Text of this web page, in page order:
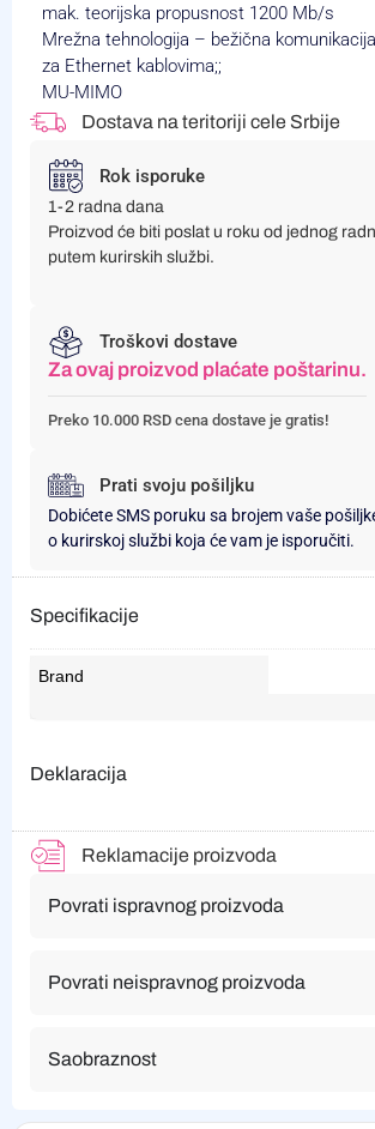
mak. teorijska propusnost 1200 Mb/s
Mrežna tehnologija – bežična
za Ethernet kablovima;;
MU-MIMO
Dostava na teritoriji cele Srbije
Rok isporuke
1-2 radna dana
Proizvod će biti poslat u roku od jednog
putem kurirskih službi.
Troškovi dostave
Za ovaj proizvod plaćate poštarinu.
Preko 10.000 RSD cena dostave je gratis!
Prati svoju pošiljku
Dobićete SMS poruku sa brojem vaše
o kurirskoj službi koja će vam je isporučiti.
Specifikacije
Brand
Deklaracija
Reklamacije proizvoda
Povrati ispravnog proizvoda
Povrati neispravnog proizvoda
Saobraznost